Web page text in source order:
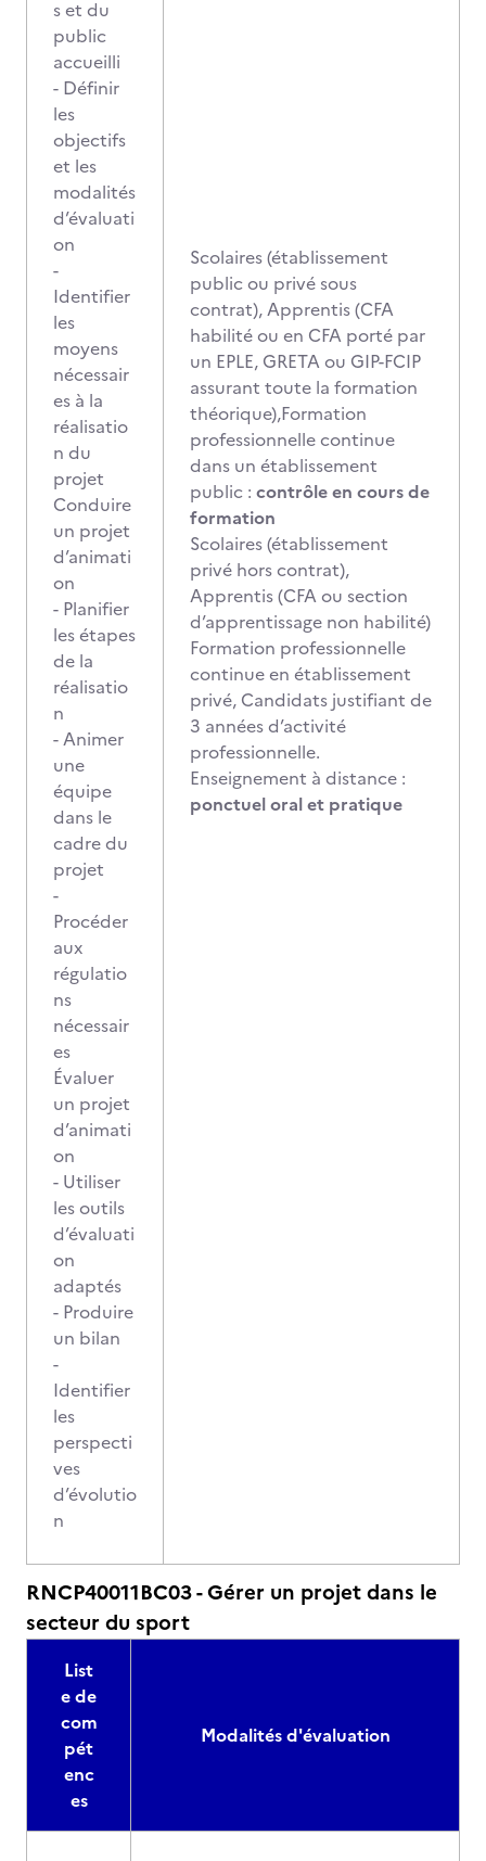
s et du
public
accueilli
- Définir
les
objectifs
et les
modalités
d’évaluati
on
-
Identifier
les
moyens
nécessair
es à la
réalisatio
n du
projet
Conduire
un projet
d’animati
on
- Planifier
les étapes
de la
réalisatio
n
- Animer
une
équipe
dans le
cadre du
projet
-
Procéder
aux
régulatio
ns
nécessair
es
Évaluer
un projet
d’animati
on
- Utiliser
les outils
d’évaluati
on
adaptés
- Produire
un bilan
-
Identifier
les
perspecti
ves
d’évolutio
n
Scolaires (établissement
public ou privé sous
contrat), Apprentis (CFA
habilité ou en CFA porté par
un EPLE, GRETA ou GIP-FCIP
assurant toute la formation
théorique),Formation
professionnelle continue
dans un établissement
public : contrôle en cours de
formation
Scolaires (établissement
privé hors contrat),
Apprentis (CFA ou section
d’apprentissage non habilité)
Formation professionnelle
continue en établissement
privé, Candidats justifiant de
3 années d’activité
professionnelle.
Enseignement à distance :
ponctuel oral et pratique
RNCP40011BC03 - Gérer un projet dans le
secteur du sport
List
e de
com
pét
enc
es
Modalités d'évaluation